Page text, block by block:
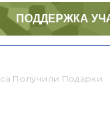
ПОДДЕРЖКА
Получили Подарки